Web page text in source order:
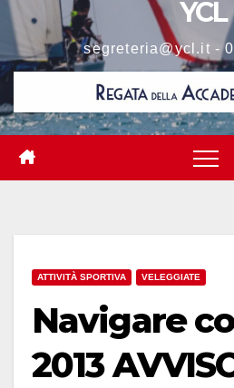
YCL
segreteria@ycl.it -
ATTIVITÀ SPORTIVA VELEGGIATE
Navigare
2013